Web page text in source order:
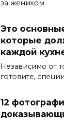
за женихом.
Это
которые
каждой
Независимо от
готовите,
12